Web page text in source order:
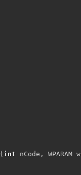
( int nCode , WPARAM